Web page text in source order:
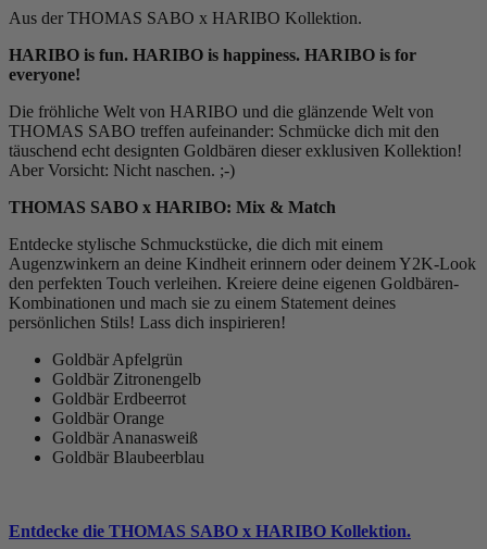
Aus der THOMAS SABO x HARIBO Kollektion.
HARIBO is fun. HARIBO is happiness. HARIBO is for
everyone!
Die fröhliche Welt von HARIBO und die glänzende Welt von
THOMAS SABO treffen aufeinander: Schmücke dich mit den
täuschend echt designten Goldbären dieser exklusiven Kollektion!
Aber Vorsicht: Nicht naschen. ;-)
THOMAS SABO x HARIBO: Mix & Match
Entdecke stylische Schmuckstücke, die dich mit einem
Augenzwinkern an deine Kindheit erinnern oder deinem Y2K-Look
den perfekten Touch verleihen. Kreiere deine eigenen Goldbären-
Kombinationen und mach sie zu einem Statement deines
persönlichen Stils! Lass dich inspirieren!
Goldbär Apfelgrün
Goldbär Zitronengelb
Goldbär Erdbeerrot
Goldbär Orange
Goldbär Ananasweiß
Goldbär Blaubeerblau
Entdecke die THOMAS SABO x HARIBO Kollektion.